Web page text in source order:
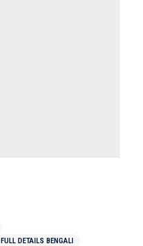
DETAILS BENGALI